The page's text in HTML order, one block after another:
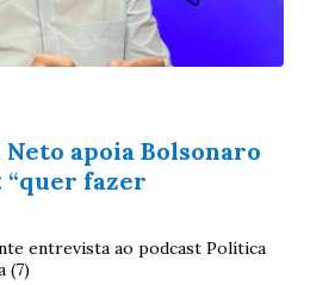
apoia Bolsonaro
“quer fazer
entrevista ao podcast Política
(7)